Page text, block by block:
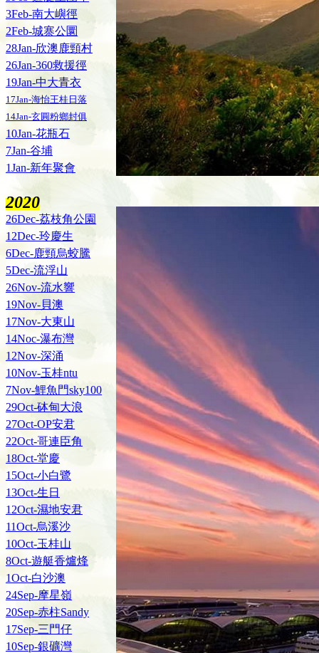
3Feb-南大嶼徑
2Feb-城寨公圜
28Jan-欣澳鹿頸村
26Jan-360救援徑
19Jan-中大青衣
17Jan-海怡王桂日落
14Jan-玄圓粉鄉封俱
10Jan-花瓶石
7Jan-谷埔
1Jan-新年聚會
2020
26Dec-荔枝角公園
12Dec-玲慶生
6Dec-鹿頸烏蛟騰
5Dec-流浮山
26Nov-流水響
19Nov-貝澳
17Nov-大東山
14Noc-瀑布灣
12Nov-深涌
10Nov-玉桂ntu
7Nov-鯉魚門sky100
29Oct-砵甸大浪
27Oct-OP安君
22Oct-哥連臣角
18Oct-堂慶
15Oct-小白鷺
13Oct-生日
12Oct-濕地安君
11Oct-烏溪沙
10Oct-玉桂山
8Oct-遊艇香爐烽
1Oct-白沙澳
24Sep-摩星嶺
20Sep-赤柱Sandy
17Sep-三門仔
10Sep-銀礦灣